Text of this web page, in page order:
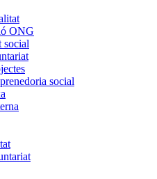
ONG
social
social